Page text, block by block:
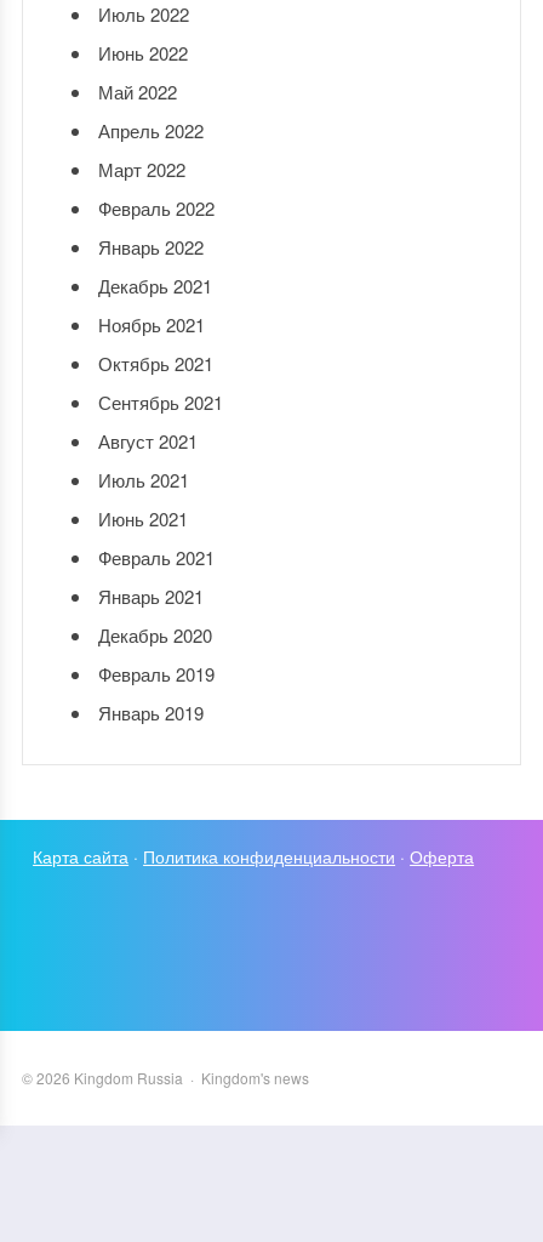
Июль 2022
Июнь 2022
Май 2022
Апрель 2022
Март 2022
Февраль 2022
Январь 2022
Декабрь 2021
Ноябрь 2021
Октябрь 2021
Сентябрь 2021
Август 2021
Июль 2021
Июнь 2021
Февраль 2021
Январь 2021
Декабрь 2020
Февраль 2019
Январь 2019
Карта сайта · Политика конфиденциальности ·Оферта
©2026 Kingdom Russia · Kingdom's news